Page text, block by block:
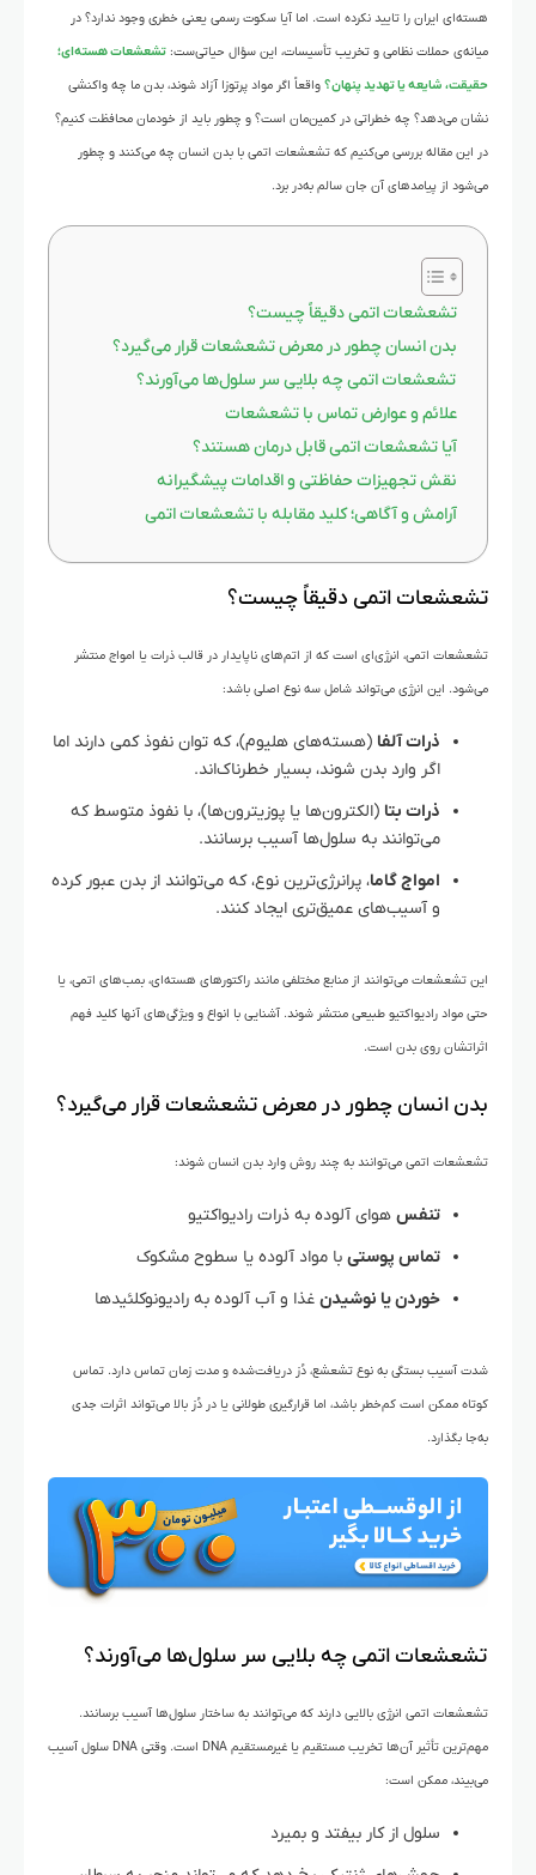
هسته‌ای ایران را تایید نکرده است. اما آیا سکوت رسمی یعنی خطری وجود ندارد؟ در
میانه‌ی حملات نظامی و تخریب تأسیسات، این سؤال حیاتی‌ست: تشعشعات هسته‌ای؛
حقیقت، شایعه یا تهدید پنهان؟ واقعاً اگر مواد پرتوزا آزاد شوند، بدن ما چه واکنشی
نشان می‌دهد؟ چه خطراتی در کمین‌مان است؟ و چطور باید از خودمان محافظت کنیم؟
در این مقاله بررسی می‌کنیم که تشعشعات اتمی با بدن انسان چه می‌کنند و چطور
می‌شود از پیامدهای آن جان سالم به‌در برد.
تشعشعات اتمی دقیقاً چیست؟
بدن انسان چطور در معرض تشعشعات قرار می‌گیرد؟
تشعشعات اتمی چه بلایی سر سلول‌ها می‌آورند؟
علائم و عوارض تماس با تشعشعات
آیا تشعشعات اتمی قابل درمان هستند؟
نقش تجهیزات حفاظتی و اقدامات پیشگیرانه
آرامش و آگاهی؛ کلید مقابله با تشعشعات اتمی
تشعشعات اتمی دقیقاً چیست؟
تشعشعات اتمی، انرژی‌ای است که از اتم‌های ناپایدار در قالب ذرات یا امواج منتشر
می‌شود. این انرژی می‌تواند شامل سه نوع اصلی باشد:
ذرات آلفا (هسته‌های هلیوم)، که توان نفوذ کمی دارند اما
اگر وارد بدن شوند، بسیار خطرناک‌اند.
ذرات بتا (الکترون‌ها یا پوزیترون‌ها)، با نفوذ متوسط که
می‌توانند به سلول‌ها آسیب برسانند.
امواج گاما، پرانرژی‌ترین نوع، که می‌توانند از بدن عبور کرده
و آسیب‌های عمیق‌تری ایجاد کنند.
این تشعشعات می‌توانند از منابع مختلفی مانند راکتورهای هسته‌ای، بمب‌های اتمی، یا
حتی مواد رادیواکتیو طبیعی منتشر شوند. آشنایی با انواع و ویژگی‌های آنها کلید فهم
اثراتشان روی بدن است.
بدن انسان چطور در معرض تشعشعات قرار می‌گیرد؟
تشعشعات اتمی می‌توانند به چند روش وارد بدن انسان شوند:
تنفس هوای آلوده به ذرات رادیواکتیو
تماس پوستی با مواد آلوده یا سطوح مشکوک
خوردن یا نوشیدن غذا و آب آلوده به رادیونوکلئیدها
شدت آسیب بستگی به نوع تشعشع، دُز دریافت‌شده و مدت زمان تماس دارد. تماس
کوتاه ممکن است کم‌خطر باشد، اما قرارگیری طولانی یا در دُز بالا می‌تواند اثرات جدی
به‌جا بگذارد.
تشعشعات اتمی چه بلایی سر سلول‌ها می‌آورند؟
تشعشعات اتمی انرژی بالایی دارند که می‌توانند به ساختار سلول‌ها آسیب برسانند.
مهم‌ترین تأثیر آن‌ها تخریب مستقیم یا غیرمستقیم DNA است. وقتی DNA سلول آسیب
می‌بیند، ممکن است:
سلول از کار بیفتد و بمیرد